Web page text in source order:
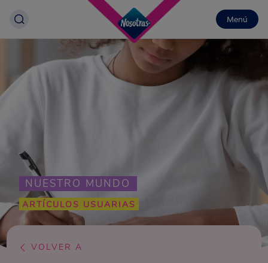
Menú
NUESTRO MUNDO
ARTÍCULOS USUARIAS
VOLVER A